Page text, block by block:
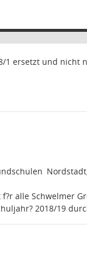
1 ersetzt und nicht
alle Schwelmer
? 2018/19